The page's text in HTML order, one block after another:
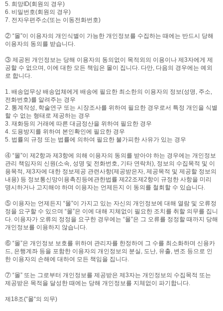
5. 희망ID(회원의 경우)
6. 비밀번호(회원의 경우)
7. 전자우편주소(또는 이동전화번호)
② “몰”이 이용자의 개인식별이 가능한 개인정보를 수집하는 때에는 반드시 당해
이용자의 동의를 받습니다.
③ 제공된 개인정보는 당해 이용자의 동의없이 목적외의 이용이나 제3자에게 제
공할 수 없으며, 이에 대한 모든 책임은 몰이 집니다. 다만, 다음의 경우에는 예외
로 합니다.
1. 배송업무상 배송업체에게 배송에 필요한 최소한의 이용자의 정보(성명, 주소,
전화번호)를 알려주는 경우
2. 통계작성, 학술연구 또는 시장조사를 위하여 필요한 경우로서 특정 개인을 식별
할 수 없는 형태로 제공하는 경우
3. 재화등의 거래에 따른 대금정산을 위하여 필요한 경우
4. 도용방지를 위하여 본인확인에 필요한 경우
5. 법률의 규정 또는 법률에 의하여 필요한 불가피한 사유가 있는 경우
④ “몰”이 제2항과 제3항에 의해 이용자의 동의를 받아야 하는 경우에는 개인정보
관리 책임자의 신원(소속, 성명 및 전화번호, 기타 연락처), 정보의 수집목적 및 이
용목적, 제3자에 대한 정보제공 관련사항(제공받은자, 제공목적 및 제공할 정보의
내용) 등 정보통신망이용촉진등에관한법률 제22조제2항이 규정한 사항을 미리
명시하거나 고지해야 하며 이용자는 언제든지 이 동의를 철회할 수 있습니다.
⑤ 이용자는 언제든지 “몰”이 가지고 있는 자신의 개인정보에 대해 열람 및 오류정
정을 요구할 수 있으며 “몰”은 이에 대해 지체없이 필요한 조치를 취할 의무를 집니
다. 이용자가 오류의 정정을 요구한 경우에는 “몰”은 그 오류를 정정할 때까지 당해
개인정보를 이용하지 않습니다.
⑥ “몰”은 개인정보 보호를 위하여 관리자를 한정하여 그 수를 최소화하며 신용카
드, 은행계좌 등을 포함한 이용자의 개인정보의 분실, 도난, 유출, 변조 등으로 인
한 이용자의 손해에 대하여 모든 책임을 집니다.
⑦ “몰” 또는 그로부터 개인정보를 제공받은 제3자는 개인정보의 수집목적 또는
제공받은 목적을 달성한 때에는 당해 개인정보를 지체없이 파기합니다.
제18조(“몰“의 의무)